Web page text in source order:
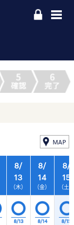
MAP
8/
13
（木）
8/
14
（金）
8/13 8/14
8/
15
（土）
8/15